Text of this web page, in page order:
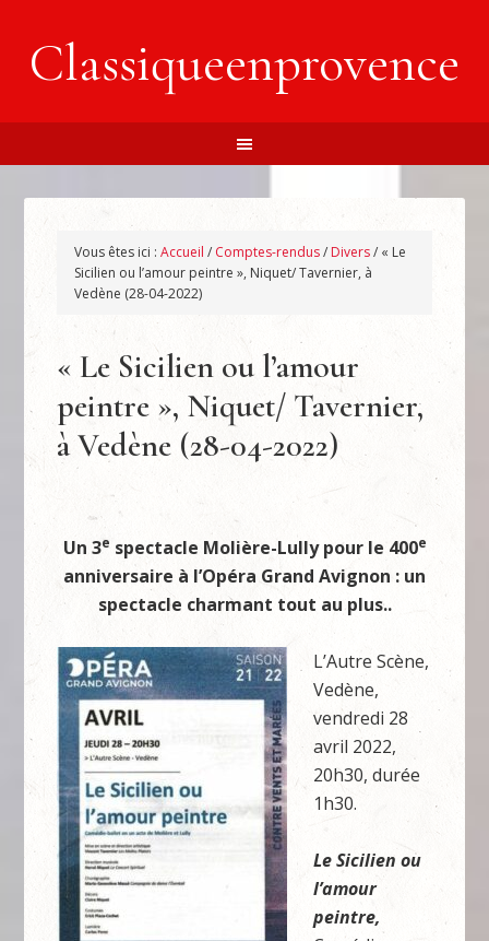
Classiqueenprovence
Vous êtes ici :Accueil / Comptes-rendus/ Divers/ « Le
Sicilien ou l’amour peintre », Niquet/ Tavernier, à
Vedène (28-04-2022)
« Le Sicilien ou l’amour
peintre », Niquet/ Tavernier,
à Vedène (28-04-2022)
Un 3e spectacle Molière-Lully pour le 400e
anniversaire à l’Opéra Grand Avignon : un
spectacle charmant tout au plus..
L’Autre Scène,
Vedène,
vendredi 28
avril 2022,
20h30, durée
1h30.
Le Sicilien ou
l’amour
peintre,